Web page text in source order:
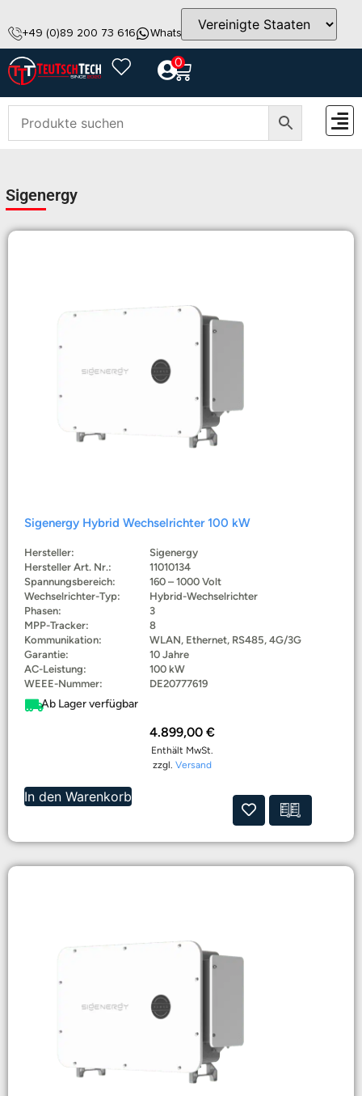
+49 (0)89 200 73 616 WhatsApp info@teutschtech.com
0
Sigenergy
Sigenergy Hybrid Wechselrichter 100 kW
Hersteller:
Sigenergy
Hersteller Art. Nr.:
11010134
Spannungsbereich:
160 – 1000 Volt
Wechselrichter-Typ:
Hybrid-Wechselrichter
Phasen:
3
MPP-Tracker:
8
Kommunikation:
WLAN, Ethernet, RS485, 4G/3G
Garantie:
10 Jahre
AC-Leistung:
100 kW
WEEE-Nummer:
DE20777619
Ab Lager verfügbar
4.899,00 €
Enthält MwSt.
zzgl. Versand
In den Warenkorb